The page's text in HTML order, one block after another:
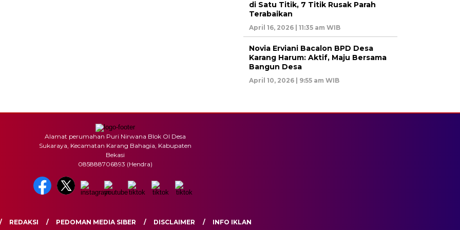
di Satu Titik, 7 Titik Rusak Parah
Terabaikan
April 16, 2026 | 11:35 am WIB
Novia Erviani Bacalon BPD Desa
Karang Harum: Aktif, Maju Bersama
Bangun Desa
April 10, 2026 | 9:55 am WIB
Alamat perumahan Puri Nirwana Blok OI Desa
Sukaraya, Kecamatan Karang Bahagia, Kabupaten
Bekasi
085888706893 (Hendra)
REDAKSI PEDOMAN MEDIA SIBER DISCLAIMER INFO IKLAN